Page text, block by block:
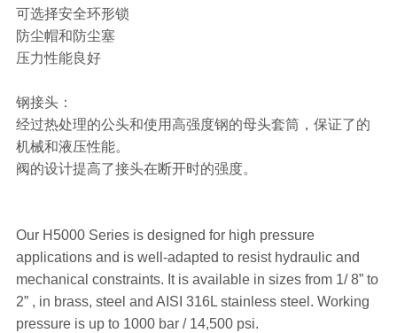
可选择安全环形锁
防尘帽和防尘塞
压力性能良好
钢接头：
经过热处理的公头和使用高强度钢的母头套筒，保证了的
机械和液压性能。
阀的设计提高了接头在断开时的强度。
Our H5000 Series is designed for high pressure
applications and is well-adapted to resist hydraulic and
mechanical constraints. It is available in sizes from 1/ 8” to
2” , in brass, steel and AISI 316L stainless steel. Working
pressure is up to 1000 bar / 14,500 psi.